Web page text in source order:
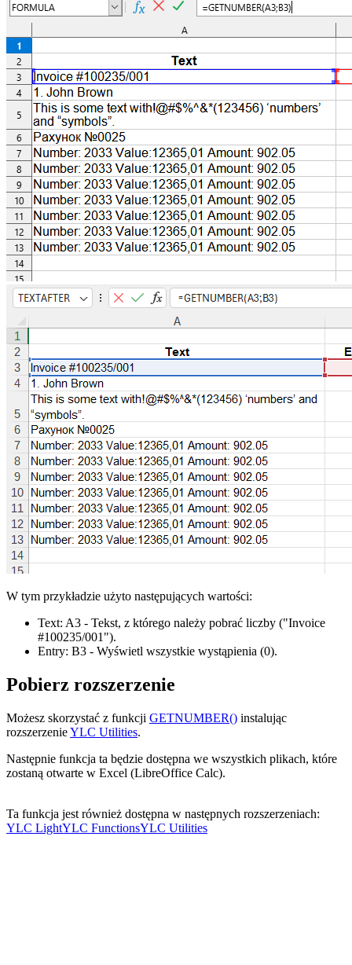
W tym przykładzie użyto następujących wartości:
Text: A3 - Tekst, z którego należy pobrać liczby ("Invoice
#100235/001").
Entry: B3 - Wyświetl wszystkie wystąpienia (0).
Pobierz rozszerzenie
Możesz skorzystać z funkcji GETNUMBER() instalując
rozszerzenieYLC Utilities.
Następnie funkcja ta będzie dostępna we wszystkich plikach, które
zostaną otwarte w Excel (LibreOffice Calc).
Ta funkcja jest również dostępna w następnych rozszerzeniach:
YLC LightYLC FunctionsYLC Utilities